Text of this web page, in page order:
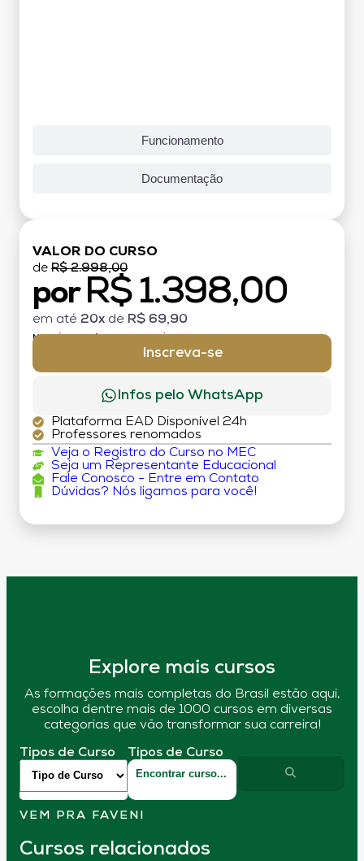
Funcionamento
Documentação
VALOR DO CURSO
de R$ 2.998,00
por R$ 1.398,00
em até 20x de R$ 69,90
MATRÍCULA:
Inscreva-se
Infos pelo WhatsApp
Plataforma EAD Disponível 24h
Professores renomados
Veja o Registro do Curso no MEC
Seja um Representante Educacional
Fale Conosco - Entre em Contato
Dúvidas? Nós ligamos para você!
Explore mais cursos
As formações mais completas do Brasil estão aqui,
escolha dentre mais de 1000 cursos em diversas
categorias que vão transformar sua carreira!
Tipos de Curso Tipos de Curso
VEM PRA FAVENI
Cursos relacionados